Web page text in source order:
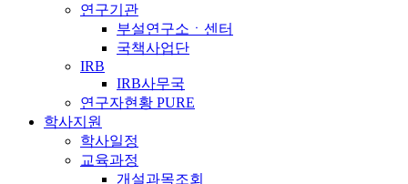
연구기관
부설연구소ㆍ센터
국책사업단
IRB
IRB사무국
연구자현황 PURE
학사지원
학사일정
교육과정
개설과목조회